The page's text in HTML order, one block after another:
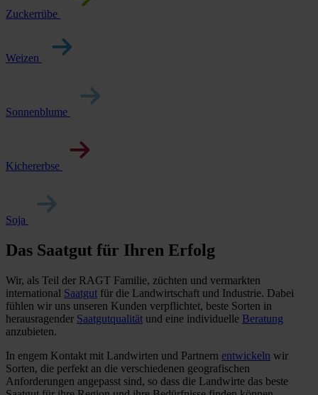
Zuckerrübe
Weizen
Sonnenblume
Kichererbse
Soja
Das Saatgut für Ihren Erfolg
Wir, als Teil der RAGT Familie, züchten und vermarkten
international Saatgut für die Landwirtschaft und Industrie. Dabei
fühlen wir uns unseren Kunden verpflichtet, beste Sorten in
herausragender Saatgutqualität und eine individuelle Beratung
anzubieten.
In engem Kontakt mit Landwirten und Partnern entwickeln wir
Sorten, die perfekt an die verschiedenen geografischen
Anforderungen angepasst sind, so dass die Landwirte das beste